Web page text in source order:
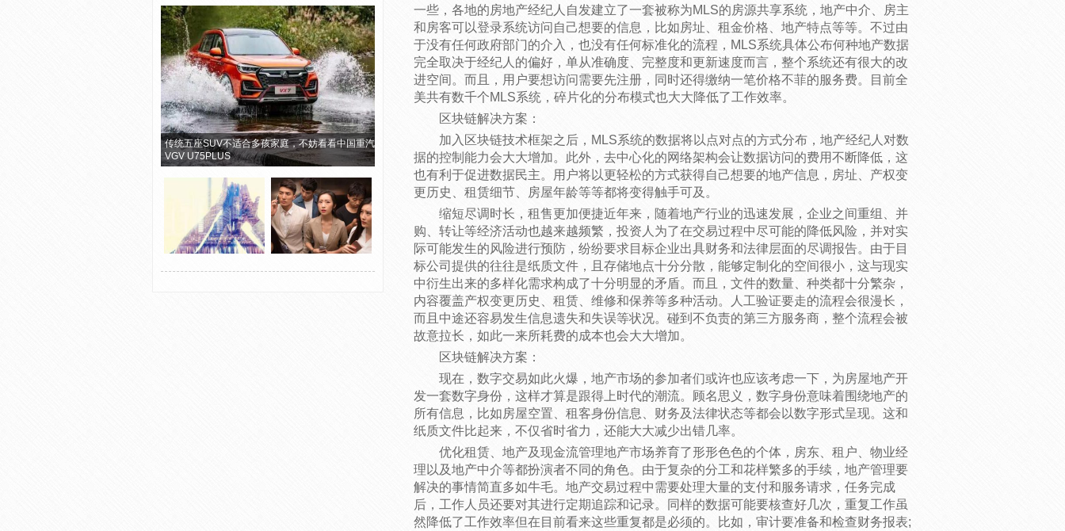
传统五座SUV不适合多孩家庭，不妨看看中国重汽
VGV U75PLUS
一些，各地的房地产经纪人自发建立了一套被称为MLS的房源共享系统，地产中介、房主
和房客可以登录系统访问自己想要的信息，比如房址、租金价格、地产特点等等。不过由
于没有任何政府部门的介入，也没有任何标准化的流程，MLS系统具体公布何种地产数据
完全取决于经纪人的偏好，单从准确度、完整度和更新速度而言，整个系统还有很大的改
进空间。而且，用户要想访问需要先注册，同时还得缴纳一笔价格不菲的服务费。目前全
美共有数千个MLS系统，碎片化的分布模式也大大降低了工作效率。
区块链解决方案：
加入区块链技术框架之后，MLS系统的数据将以点对点的方式分布，地产经纪人对数
据的控制能力会大大增加。此外，去中心化的网络架构会让数据访问的费用不断降低，这
也有利于促进数据民主。用户将以更轻松的方式获得自己想要的地产信息，房址、产权变
更历史、租赁细节、房屋年龄等等都将变得触手可及。
缩短尽调时长，租售更加便捷近年来，随着地产行业的迅速发展，企业之间重组、并
购、转让等经济活动也越来越频繁，投资人为了在交易过程中尽可能的降低风险，并对实
际可能发生的风险进行预防，纷纷要求目标企业出具财务和法律层面的尽调报告。由于目
标公司提供的往往是纸质文件，且存储地点十分分散，能够定制化的空间很小，这与现实
中衍生出来的多样化需求构成了十分明显的矛盾。而且，文件的数量、种类都十分繁杂，
内容覆盖产权变更历史、租赁、维修和保养等多种活动。人工验证要走的流程会很漫长，
而且中途还容易发生信息遗失和失误等状况。碰到不负责的第三方服务商，整个流程会被
故意拉长，如此一来所耗费的成本也会大大增加。
区块链解决方案：
现在，数字交易如此火爆，地产市场的参加者们或许也应该考虑一下，为房屋地产开
发一套数字身份，这样才算是跟得上时代的潮流。顾名思义，数字身份意味着围绕地产的
所有信息，比如房屋空置、租客身份信息、财务及法律状态等都会以数字形式呈现。这和
纸质文件比起来，不仅省时省力，还能大大减少出错几率。
优化租赁、地产及现金流管理地产市场养育了形形色色的个体，房东、租户、物业经
理以及地产中介等都扮演者不同的角色。由于复杂的分工和花样繁多的手续，地产管理要
解决的事情简直多如牛毛。地产交易过程中需要处理大量的支付和服务请求，任务完成
后，工作人员还要对其进行定期追踪和记录。同样的数据可能要核查好几次，重复工作虽
然降低了工作效率但在目前看来这些重复都是必须的。比如，审计要准备和检查财务报表;